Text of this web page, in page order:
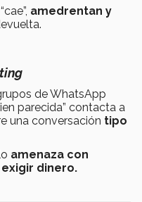
amedrentan y
de WhatsApp
parecida” contacta a
una conversación tipo
amenaza con
dinero.